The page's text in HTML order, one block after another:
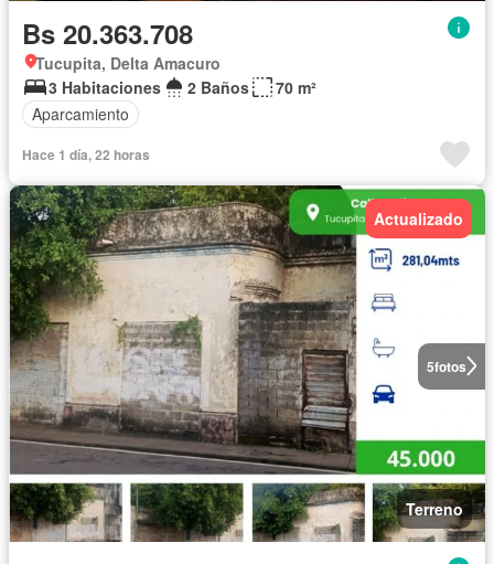
Bs 20.363.708
Tucupita, Delta Amacuro
3 Habitaciones
2 Baños
70 m²
Aparcamiento
Hace 1 día, 22 horas
5fotos
Actualizado
Terreno